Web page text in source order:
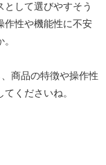
して選びやすそう
作性や機能性に不安
商品の特徴や操作性
くださいね。